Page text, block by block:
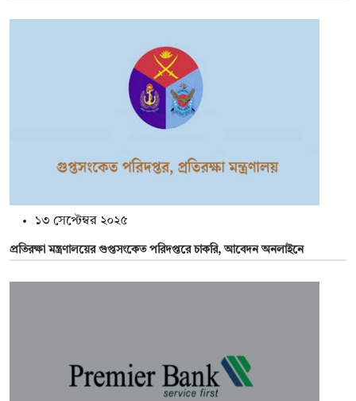
১৩ সেপ্টেম্বর ২০২৫
প্রতিরক্ষা মন্ত্রণালয়ের গুপ্তসংকেত পরিদপ্তরে চাকরি, আবেদন অনলাইনে